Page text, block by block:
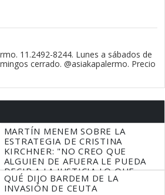
11.2492-8244. Lunes a sábados de
cerrado. @asiakapalermo. Precio
MARTÍN MENEM SOBRE LA
ESTRATEGIA DE CRISTINA
KIRCHNER: "NO CREO QUE
ALGUIEN DE AFUERA LE PUEDA
DECIR A LA JUSTICIA LO QUE
TIENE QUE HACER"
QUÉ DIJO BARDEM DE LA
INVASIÓN DE CEUTA